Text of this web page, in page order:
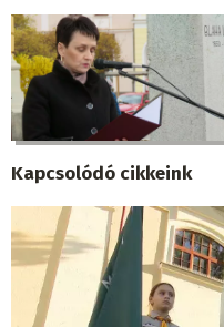
Kapcsolódó cikkeink